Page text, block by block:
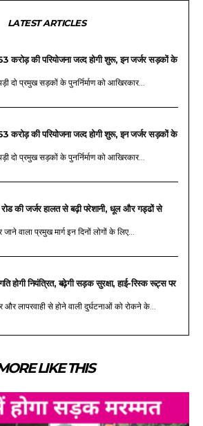
LATEST ARTICLES
करोड़ की परियोजना जल्द होगी शुरू, इन जर्जर सड़कों के
दो प्रमुख सड़कों के पुनर्निर्माण को आखिरकार...
करोड़ की परियोजना जल्द होगी शुरू, इन जर्जर सड़कों के
दो प्रमुख सड़कों के पुनर्निर्माण को आखिरकार...
रोड की जर्जर हालत से बढ़ी परेशानी, धूल और गड्ढों से
जाने वाला प्रमुख मार्ग इन दिनों लोगों के लिए...
होगी नियंत्रित, बढ़ेगी सड़क सुरक्षा, हाई-रिस्क रूट्स पर
और लापरवाही से होने वाली दुर्घटनाओं को रोकने के...
LIKE THIS